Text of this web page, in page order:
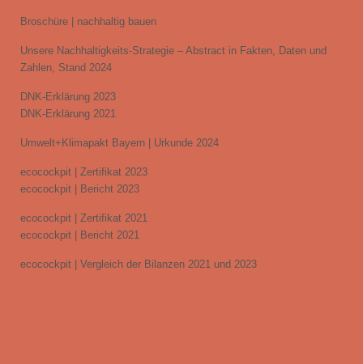
Broschüre | nachhaltig bauen
Unsere Nachhaltigkeits-Strategie – Abstract in Fakten, Daten und
Zahlen, Stand 2024
DNK-Erklärung 2023
DNK-Erklärung 2021
Umwelt+Klimapakt Bayern | Urkunde 2024
ecocockpit | Zertifikat 2023
ecocockpit | Bericht 2023
ecocockpit | Zertifikat 2021
ecocockpit | Bericht 2021
ecocockpit | Vergleich der Bilanzen 2021 und 2023